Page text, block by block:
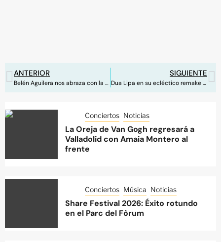
ANTERIOR
Belén Aguilera nos abraza con la versión unplugged de ‘Mía’
SIGUIENTE
Dua Lipa en su ecléctico remake de ‘Future Nostalgia’
Conciertos Noticias
La Oreja de Van Gogh regresará a
Valladolid con Amaia Montero al
frente
Conciertos Música Noticias
Share Festival 2026: Éxito rotundo
en el Parc del Fòrum